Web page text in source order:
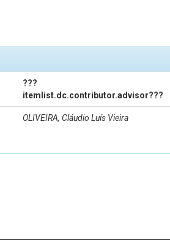
???
itemlist.dc.contributor.advisor???
OLIVEIRA, Cláudio Luís Vieira